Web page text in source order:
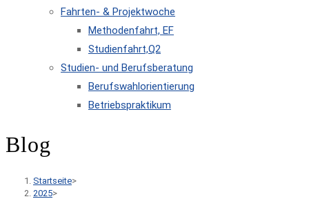
Fahrten- & Projektwoche
Methodenfahrt, EF
Studienfahrt,Q2
Studien- und Berufsberatung
Berufswahlorientierung
Betriebspraktikum
Blog
Startseite>
2025>